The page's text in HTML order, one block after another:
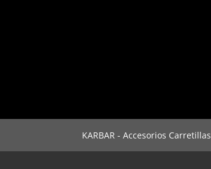
KARBAR - Accesorios Carretillas